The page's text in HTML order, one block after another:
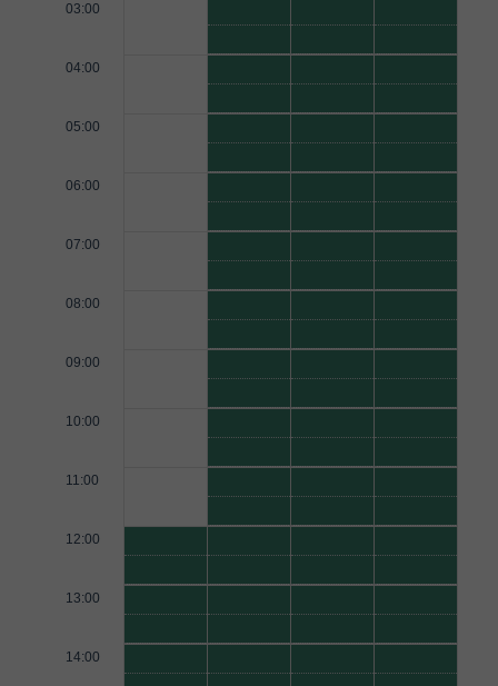
03:00
04:00
05:00
06:00
07:00
08:00
09:00
10:00
11:00
12:00
13:00
14:00